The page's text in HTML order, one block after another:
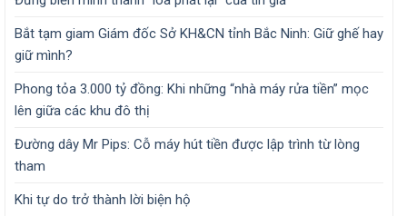
Bắt tạm giam Giám đốc Sở KH&CN tỉnh Bắc Ninh: Giữ ghế hay
giữ mình?
Phong tỏa 3.000 tỷ đồng: Khi những “nhà máy rửa tiền” mọc
lên giữa các khu đô thị
Đường dây Mr Pips: Cỗ máy hút tiền được lập trình từ lòng
tham
Khi tự do trở thành lời biện hộ